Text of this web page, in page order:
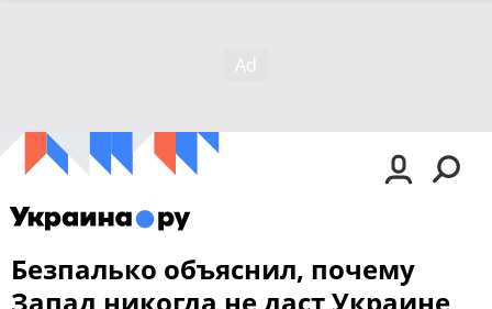
Безпалько объяснил, почему